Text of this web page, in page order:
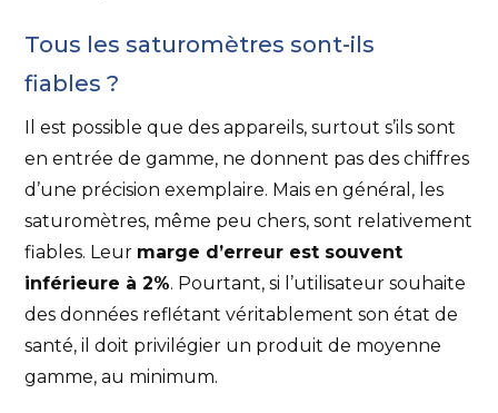
Tous les saturomètres sont-ils
fiables ?
Il est possible que des appareils, surtout s’ils sont
en entrée de gamme, ne donnent pas des chiffres
d’une précision exemplaire. Mais en général, les
saturomètres, même peu chers, sont relativement
fiables. Leur marge d’erreur est souvent
inférieure à 2%. Pourtant, si l’utilisateur souhaite
des données reflétant véritablement son état de
santé, il doit privilégier un produit de moyenne
gamme, au minimum.